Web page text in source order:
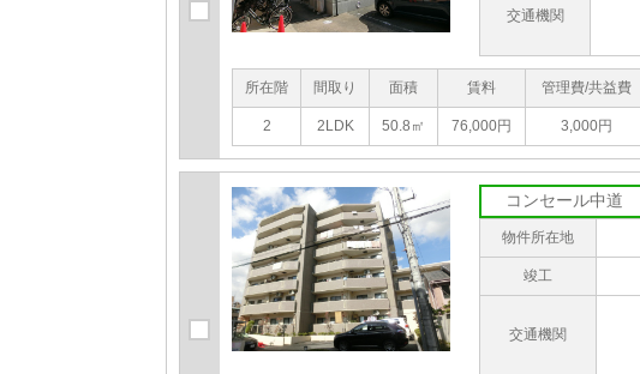
交通機関
所在階 間取り 面積 賃料 管理費/共益費
2 2LDK 50.8㎡ 76,000円 3,000円
コンセール中道
物件所在地
竣工
交通機関